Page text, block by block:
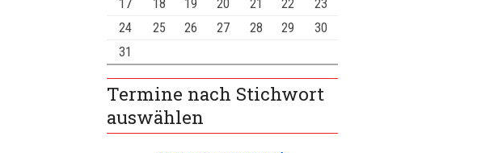
17
18 19 20 21 22
23
24
25 26 27 28 29
30
31
Termine nach Stichwort
auswählen